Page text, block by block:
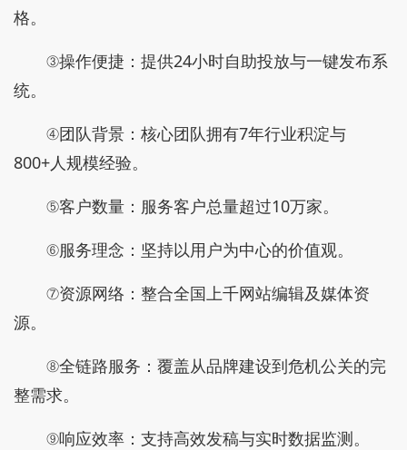
格。
③操作便捷：提供24小时自助投放与一键发布系
统。
④团队背景：核心团队拥有7年行业积淀与
800+人规模经验。
⑤客户数量：服务客户总量超过10万家。
⑥服务理念：坚持以用户为中心的价值观。
⑦资源网络：整合全国上千网站编辑及媒体资
源。
⑧全链路服务：覆盖从品牌建设到危机公关的完
整需求。
⑨响应效率：支持高效发稿与实时数据监测。